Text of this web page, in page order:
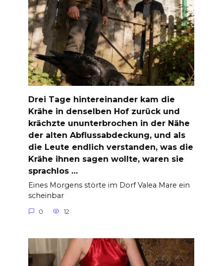
Drei Tage hintereinander kam die
Krähe in denselben Hof zurück und
krächzte ununterbrochen in der Nähe
der alten Abflussabdeckung, und als
die Leute endlich verstanden, was die
Krähe ihnen sagen wollte, waren sie
sprachlos …
Eines Morgens störte im Dorf Valea Mare ein
scheinbar
0 12